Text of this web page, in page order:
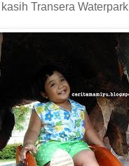
Transera Waterpark